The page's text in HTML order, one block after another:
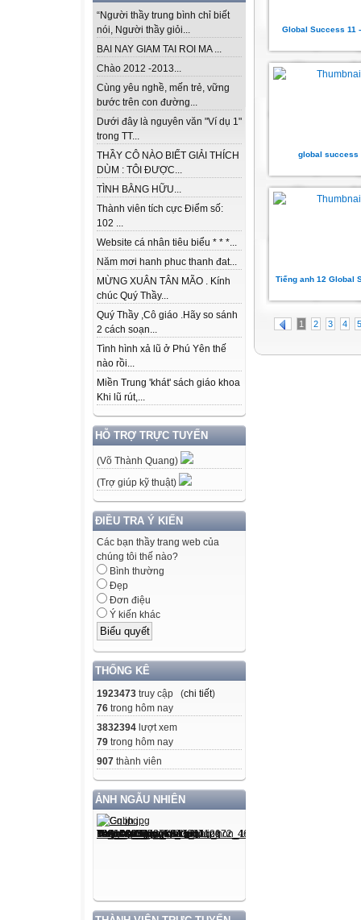
“Người thầy trung bình chỉ biết
nói, Người thầy giỏi...
BAI NAY GIAM TAI ROI MA ...
Chào 2012 -2013...
Cùng yêu nghề, mến trẻ, vững
bước trên con đường...
Dưới đây là nguyên văn "Ví dụ 1"
trong TT...
THẦY CÔ NÀO BIẾT GIẢI THÍCH
DÙM : TÔI ĐƯỢC...
TÌNH BẰNG HỮU...
Thành viên tích cực Điểm số:
102 ...
Website cá nhân tiêu biểu * * *...
Năm mơi hanh phuc thanh đat...
MỪNG XUÂN TÂN MÃO . Kính
chúc Quý Thầy...
Quý Thầy ,Cô giáo .Hãy so sánh
2 cách soạn...
Tình hình xả lũ ở Phú Yên thế
nào rồi...
Miền Trung 'khát' sách giáo khoa
Khi lũ rút,...
HỖ TRỢ TRỰC TUYẾN
(Võ Thành Quang)
(Trợ giúp kỹ thuật)
ĐIỀU TRA Ý KIẾN
Các bạn thầy trang web của
chúng tôi thế nào?
Bình thường
Đẹp
Đơn điệu
Ý kiến khác
THỐNG KÊ
1923473 truy cập (chi tiết)
76 trong hôm nay
3832394 lượt xem
79 trong hôm nay
907 thành viên
ẢNH NGẪU NHIÊN
Global Success 11
global success
Tiếng anh 12 Global
1 2 3 4 5